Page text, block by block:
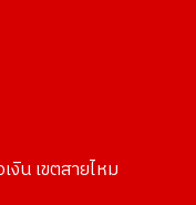
งิน เขตสายไหม